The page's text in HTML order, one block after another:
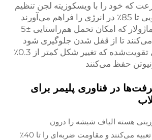
که خود را با ویسکوزیته لجن تنظیم
می‌آورند
سیستم‌های نصب ماژولار که امکان تحمل هم‌راستایی ±5
می‌کنند تا از قفل شدن جلوگیری شود
ساختارهای مرکزی تقویت‌شده که تغییر شکل کمتر از 0.3٪
در فناوری پلیمر برای
هسته الیاف شیشه را درون
ماتریس‌های HDPE تعبیه می‌کنند و مقاومت ضربه‌ای را تا 40٪